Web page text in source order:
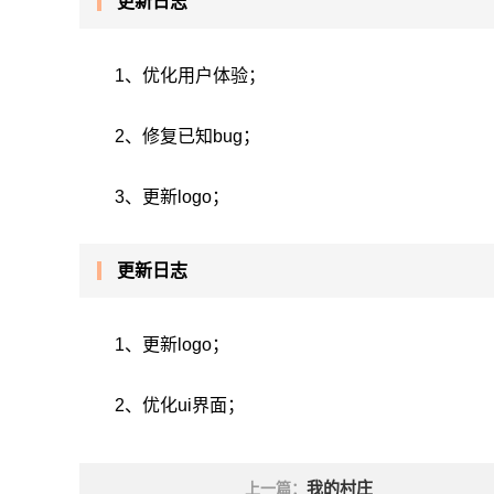
1、优化用户体验；
2、修复已知bug；
3、更新logo；
更新日志
1、更新logo；
2、优化ui界面；
上一篇： 我的村庄